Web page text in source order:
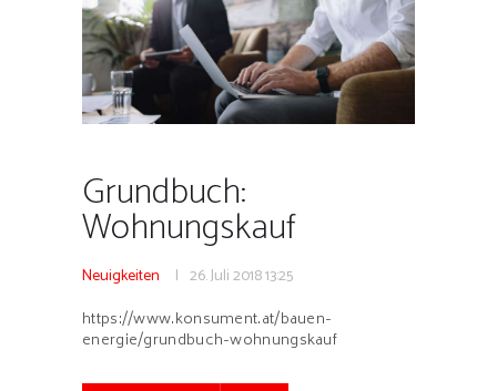
Grundbuch:
Wohnungskauf
Neuigkeiten 26. Juli 201813:25
https://www.konsument.at/bauen-
energie/grundbuch-wohnungskauf